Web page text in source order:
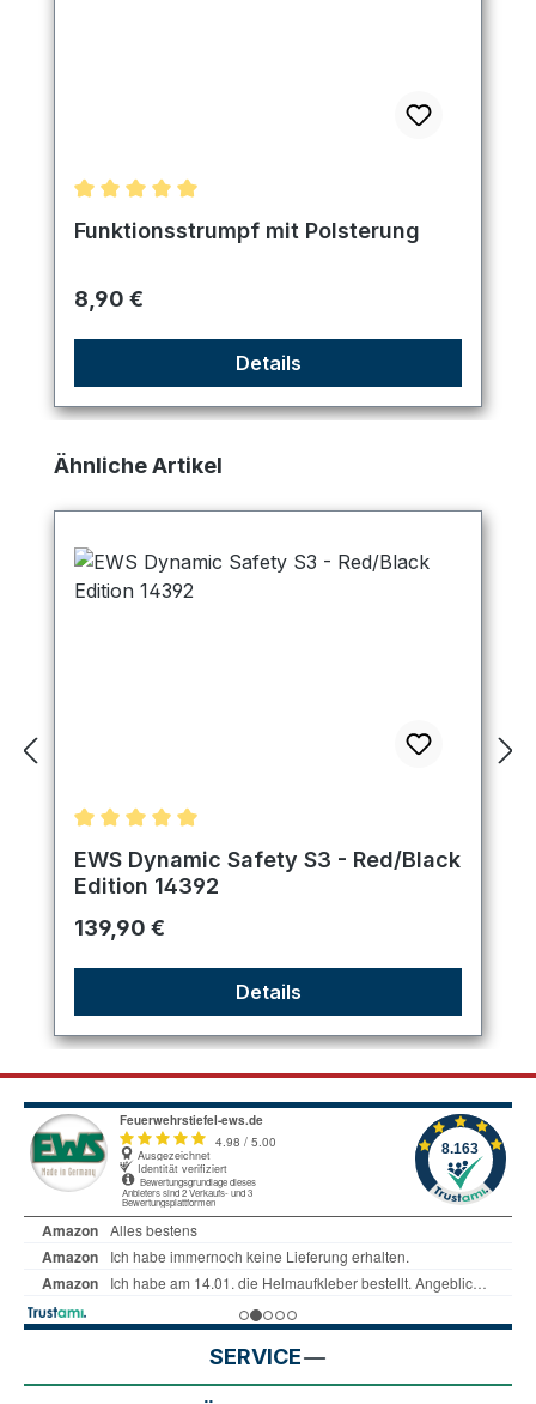
Durchschnittliche Bewertung von 5 von 5 Sternen
Funktionsstrumpf mit Polsterung
Regulärer Preis:
8,90 €
Details
Produktgalerie überspringen
Ähnliche Artikel
Durchschnittliche Bewertung von 5 von 5 Sternen
EWS Dynamic Safety S3 - Red/Black
Edition 14392
Regulärer Preis:
139,90 €
Details
SERVICE